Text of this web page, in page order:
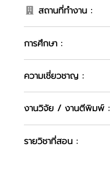
สถานที่ทำงาน :
การศึกษา :
ความเชี่ยวชาญ :
งานวิจัย / งานตีพิมพ์ :
รายวิชาที่สอน :